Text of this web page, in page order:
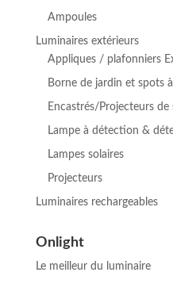
Ampoules
Luminaires extérieurs
Appliques / plafonniers
Borne de jardin et spots
Encastrés/Projecteurs de
Lampe à détection &
Lampes solaires
Projecteurs
Luminaires rechargeables
Onlight
Le meilleur du luminaire